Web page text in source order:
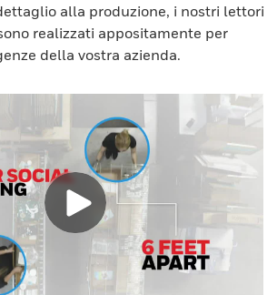
alla produzione, i nostri lettori
realizzati appositamente per
della vostra azienda.